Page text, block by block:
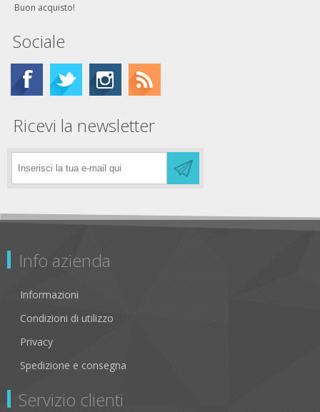
Buon acquisto!
Sociale
Ricevi la newsletter
Info azienda
Informazioni
Condizioni di utilizzo
Privacy
Spedizione e consegna
Servizio clienti